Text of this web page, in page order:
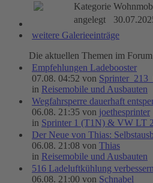
Kategorie
angelegt
weitere Galerieeinträge
Die aktuellen Themen im Forum
Empfehlungen Ladebooster
07.08. 04:52 von
in Reisemobile und Ausbauten
Wegfahrsperre dauerhaft
06.08. 21:35 von joethesprinter
in Sprinter 1 (T1N) & VW LT 2
Der Neue von Thias:
06.08. 21:08 von Thias
in Reisemobile und Ausbauten
516 Ladeluftkühlung
06.08. 21:00 von Schnabel